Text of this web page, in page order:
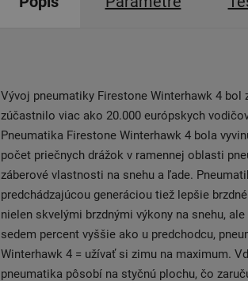
Vývoj pneumatiky Firestone Winterhawk 4
zúčastnilo viac ako 20.000 európskych
Pneumatika Firestone Winterhawk 4 bola
počet priečnych drážok v ramennej oblasti
záberové vlastnosti na snehu a ľade.
predchádzajúcou generáciou tiež lepšie
nielen skvelými brzdnými výkony na snehu,
sedem percent vyššie ako u predchodcu,
Winterhawk 4 = užívať si zimu na maximum.
pneumatika pôsobí na styčnú plochu, čo